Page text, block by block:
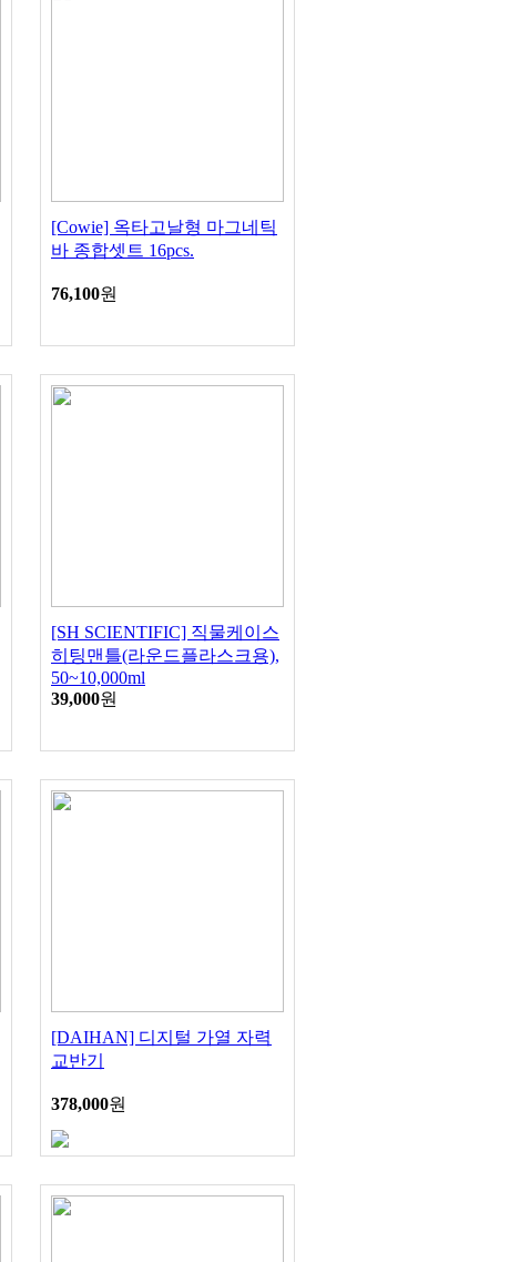
[Cowie] 옥타고날형 마그네틱
바 종합셋트 16pcs.
76,100원
[SH SCIENTIFIC] 직물케이스
히팅맨틀(라운드플라스크용),
50~10,000ml
39,000원
[DAIHAN] 디지털 가열 자력
교반기
378,000원